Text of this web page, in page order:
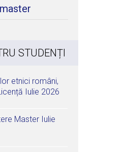
STUDENȚI
etnici români,
Iulie 2026
Master Iulie